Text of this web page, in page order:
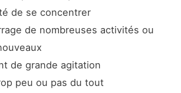
de se concentrer
de nombreuses activités ou
de grande agitation
peu ou pas du tout